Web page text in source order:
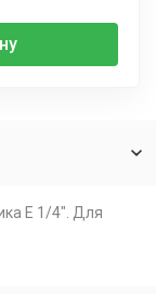
Е 1/4″. Для